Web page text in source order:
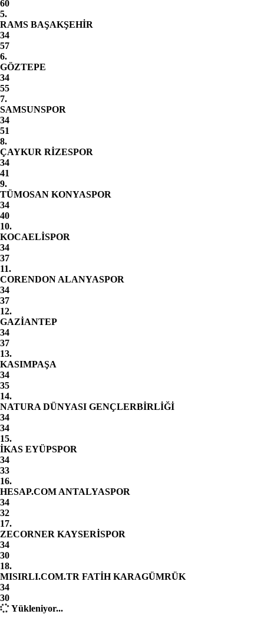
60
5.
RAMS BAŞAKŞEHİR
34
57
6.
GÖZTEPE
34
55
7.
SAMSUNSPOR
34
51
8.
ÇAYKUR RİZESPOR
34
41
9.
TÜMOSAN KONYASPOR
34
40
10.
KOCAELİSPOR
34
37
11.
CORENDON ALANYASPOR
34
37
12.
GAZİANTEP
34
37
13.
KASIMPAŞA
34
35
14.
NATURA DÜNYASI GENÇLERBİRLİĞİ
34
34
15.
İKAS EYÜPSPOR
34
33
16.
HESAP.COM ANTALYASPOR
34
32
17.
ZECORNER KAYSERİSPOR
34
30
18.
MISIRLI.COM.TR FATİH KARAGÜMRÜK
34
30
Yükleniyor...